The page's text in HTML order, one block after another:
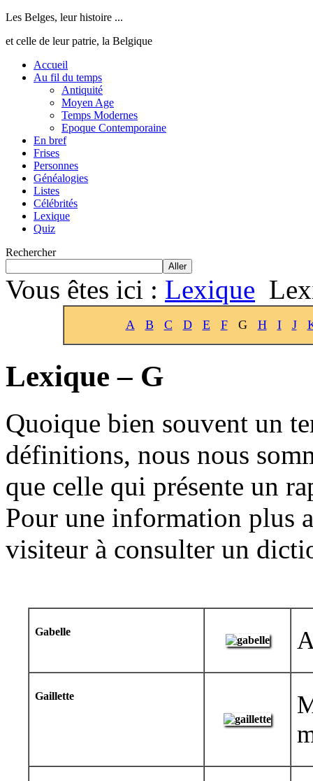
Les Belges, leur histoire ...
et celle de leur patrie, la Belgique
Accueil
Au fil du temps
Antiquité
Moyen Age
Temps Modernes
Epoque Contemporaine
En bref
Frises
Personnes
Généalogies
Listes
Célébrités
Lexique
Quiz
Rechercher
Aller
Vous êtes ici : Lexique
A B C D E FG H I J
Lexique – G
Quoique bien souvent un
définitions, nous nous
que celle qui présente un
Pour une information plus
visiteur à consulter un
Gabelle
Gaillette